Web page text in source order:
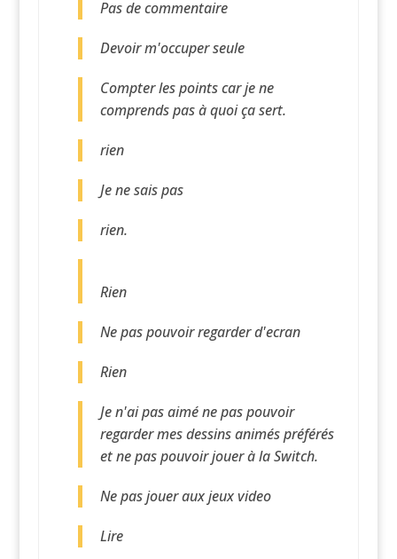
Pas de commentaire
Devoir m'occuper seule
Compter les points car je ne
comprends pas à quoi ça sert.
rien
Je ne sais pas
rien.
Rien
Ne pas pouvoir regarder d'ecran
Rien
Je n'ai pas aimé ne pas pouvoir
regarder mes dessins animés préférés
et ne pas pouvoir jouer à la Switch.
Ne pas jouer aux jeux video
Lire